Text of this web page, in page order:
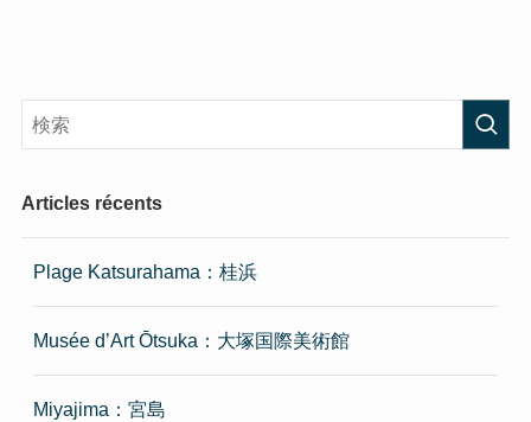
Articles récents
Plage Katsurahama：桂浜
Musée d’Art Ōtsuka：大塚国際美術館
Miyajima：宮島